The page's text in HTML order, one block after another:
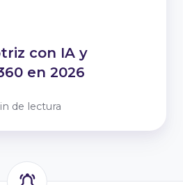
con IA y
en 2026
de lectura